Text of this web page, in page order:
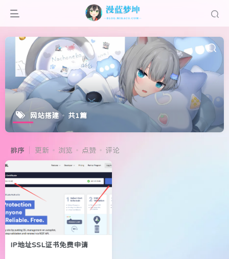
网站搭建 共1篇
排序 更新 浏览 点赞 评论
IP地址SSL证书免费申请